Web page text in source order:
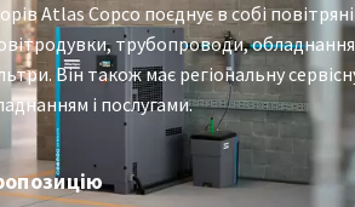
Atlas Copco поєднує в собі
трубопроводи, обладнання
Він також має регіональну
і послугами.